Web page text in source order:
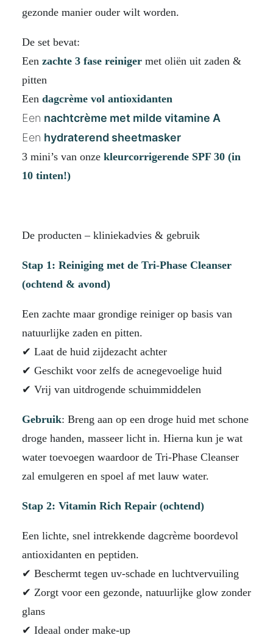
gezonde manier ouder wilt worden.
De set bevat:
Een zachte 3 fase reiniger met oliën uit zaden &
pitten
Een dagcrème vol antioxidanten
Een nachtcrème met milde vitamine A
Een hydraterend sheetmasker
3 mini’s van onze kleurcorrigerende SPF 30 (in
10 tinten!)
De producten – kliniekadvies & gebruik
Stap 1: Reiniging met de Tri-Phase Cleanser
(ochtend & avond)
Een zachte maar grondige reiniger op basis van
natuurlijke zaden en pitten.
✔ Laat de huid zijdezacht achter
✔ Geschikt voor zelfs de acnegevoelige huid
✔ Vrij van uitdrogende schuimmiddelen
Gebruik: Breng aan op een droge huid met schone
droge handen, masseer licht in. Hierna kun je wat
water toevoegen waardoor de Tri-Phase Cleanser
zal emulgeren en spoel af met lauw water.
Stap 2: Vitamin Rich Repair (ochtend)
Een lichte, snel intrekkende dagcrème boordevol
antioxidanten en peptiden.
✔ Beschermt tegen uv-schade en luchtvervuiling
✔ Zorgt voor een gezonde, natuurlijke glow zonder
glans
✔ Ideaal onder make-up